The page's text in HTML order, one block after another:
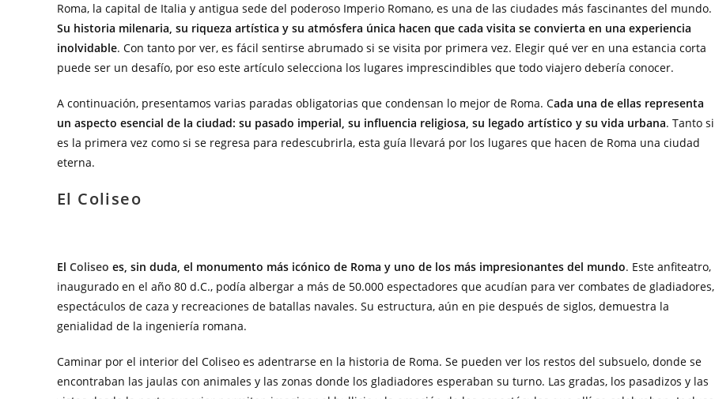
Roma, la capital de Italia y antigua sede del poderoso Imperio Romano, es una de las ciudades más fascinantes del mundo.
Su historia milenaria, su riqueza artística y su atmósfera única hacen que cada visita se convierta en una experiencia
inolvidable. Con tanto por ver, es fácil sentirse abrumado si se visita por primera vez. Elegir qué ver en una estancia corta
puede ser un desafío, por eso este artículo selecciona los lugares imprescindibles que todo viajero debería conocer.
A continuación, presentamos varias paradas obligatorias que condensan lo mejor de Roma. Cada una de ellas representa
un aspecto esencial de la ciudad: su pasado imperial, su influencia religiosa, su legado artístico y su vida urbana. Tanto si
es la primera vez como si se regresa para redescubrirla, esta guía llevará por los lugares que hacen de Roma una ciudad
eterna.
El Coliseo
El Coliseo es, sin duda, el monumento más icónico de Roma y uno de los más impresionantes del mundo. Este anfiteatro,
inaugurado en el año 80 d.C., podía albergar a más de 50.000 espectadores que acudían para ver combates de gladiadores,
espectáculos de caza y recreaciones de batallas navales. Su estructura, aún en pie después de siglos, demuestra la
genialidad de la ingeniería romana.
Caminar por el interior del Coliseo es adentrarse en la historia de Roma. Se pueden ver los restos del subsuelo, donde se
encontraban las jaulas con animales y las zonas donde los gladiadores esperaban su turno. Las gradas, los pasadizos y las